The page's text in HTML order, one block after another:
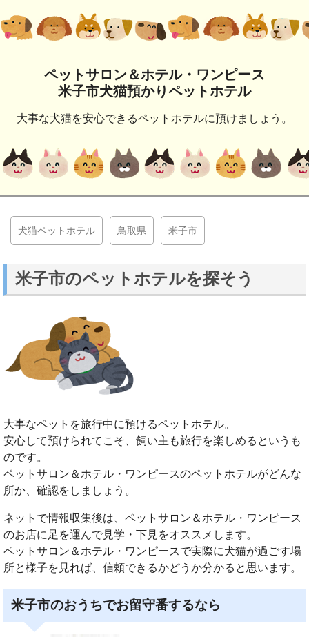
ペットサロン＆ホテル・ワンピース
米子市犬猫預かりペットホテル
大事な犬猫を安心できるペットホテルに預けましょう。
犬猫ペットホテル 鳥取県 米子市
米子市のペットホテルを探そう
大事なペットを旅行中に預けるペットホテル。
安心して預けられてこそ、飼い主も旅行を楽しめるというも
のです。
ペットサロン＆ホテル・ワンピースのペットホテルがどんな
所か、確認をしましょう。
ネットで情報収集後は、ペットサロン＆ホテル・ワンピース
のお店に足を運んで見学・下見をオススメします。
ペットサロン＆ホテル・ワンピースで実際に犬猫が過ごす場
所と様子を見れば、信頼できるかどうか分かると思います。
米子市のおうちでお留守番するなら